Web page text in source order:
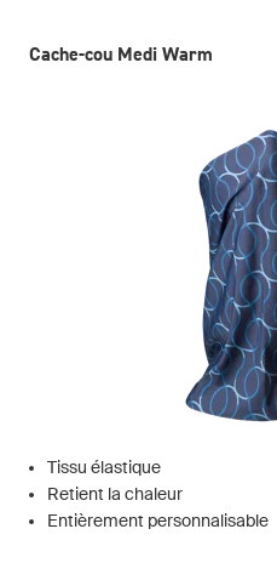
Cache-cou Medi Warm
Tissu élastique
Retient la chaleur
Entièrement personnalisable